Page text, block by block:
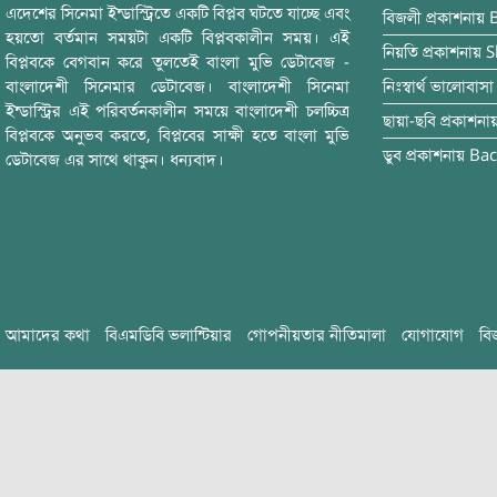
এদেশের সিনেমা ইন্ডাস্ট্রিতে একটি বিপ্লব ঘটতে যাচ্ছে এবং
হয়তো বর্তমান সময়টা একটি বিপ্লবকালীন সময়। এই
বিপ্লবকে বেগবান করে তুলতেই বাংলা মুভি ডেটাবেজ -
বাংলাদেশী সিনেমার ডেটাবেজ। বাংলাদেশী সিনেমা
ইন্ডাস্ট্রির এই পরিবর্তনকালীন সময়ে বাংলাদেশী চলচ্চিত্র
বিপ্লবকে অনুভব করতে, বিপ্লবের সাক্ষী হতে বাংলা মুভি
ডেটাবেজ এর সাথে থাকুন। ধন্যবাদ।
বিজলী প্রকাশনায়
নিয়তি প্রকাশনায়
নিঃস্বার্থ ভালোবাসা
ছায়া-ছবি
ডুব প্রকাশনায়
আমাদের কথা বিএমডিবি ভলান্টিয়ার গোপনীয়তার নীতিমালা যোগাযোগ